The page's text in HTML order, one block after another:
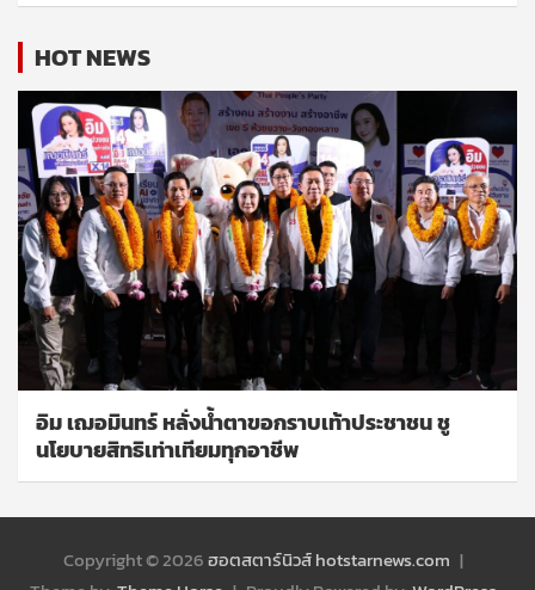
HOT NEWS
อิม เฌอมินทร์ หลั่งน้ำตาขอกราบเท้าประชาชน ชู
นโยบายสิทธิเท่าเทียมทุกอาชีพ
Copyright © 2026ฮอตสตาร์นิวส์ hotstarnews.com